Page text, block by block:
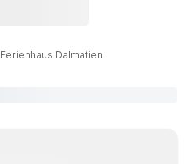
Ferienhaus Dalmatien